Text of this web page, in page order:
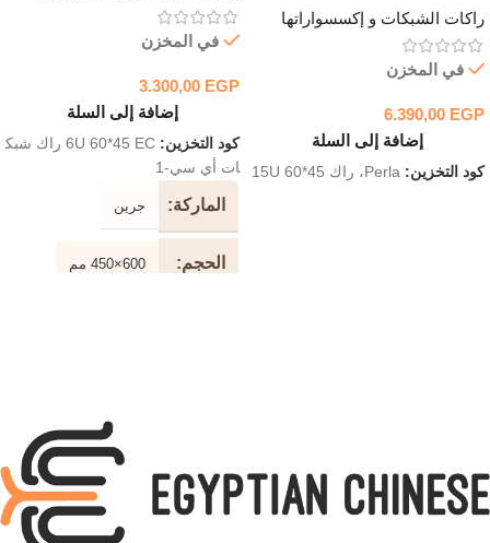
راكات الشبكات و إكسسواراتها
في المخزن
6.390,00 EGP
إضافة إلى السلة
كود التخزين: Perla، راك 15U 60*45
في المخزن
3.300,00 EGP
إضافة إلى السلة
كود التخزين:
6U 60*45 EC راك شبك
ات أي سي-1
الماركة جرين
الحجم 600×450 مم
اللوحات